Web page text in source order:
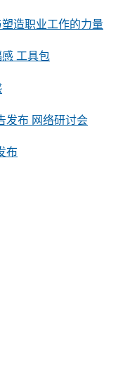
造职业工作的力量
工具包
网络研讨会
布